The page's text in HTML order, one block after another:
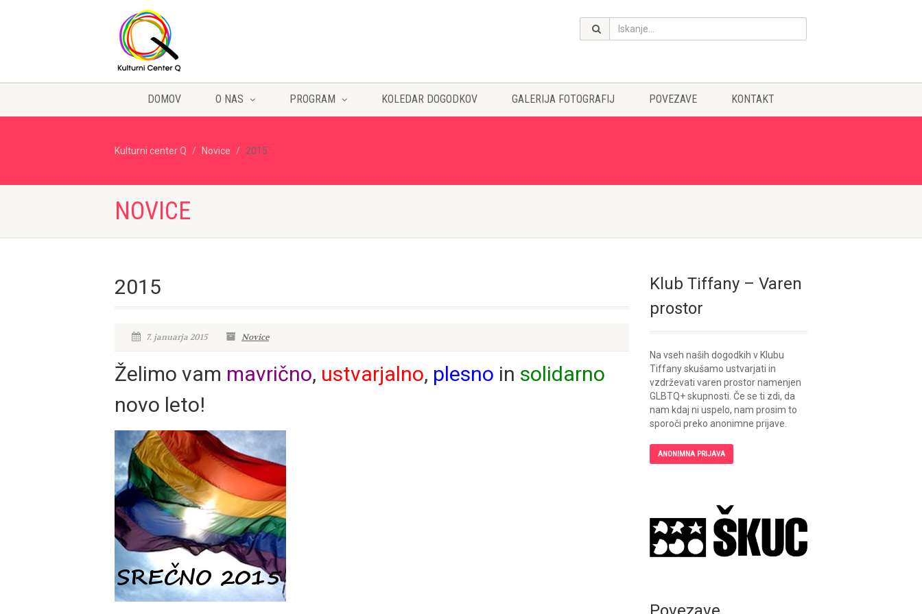
DOMOV O NAS PROGRAM KOLEDAR DOGODKOV GALERIJA FOTOGRAFIJ POVEZAVE KONTAKT
Kulturni center Q Novice 2015
NOVICE
2015
7. januarja 2015 Novice
Želimo vam mavrično, ustvarjalno, plesno in solidarno
novo leto!
Klub Tiffany – Varen
prostor
Na vseh naših dogodkih v Klubu
Tiffany skušamo ustvarjati in
vzdrževati varen prostor namenjen
GLBTQ+ skupnosti. Če se ti zdi, da
nam kdaj ni uspelo, nam prosim to
sporoči preko anonimne prijave.
ANONIMNA PRIJAVA